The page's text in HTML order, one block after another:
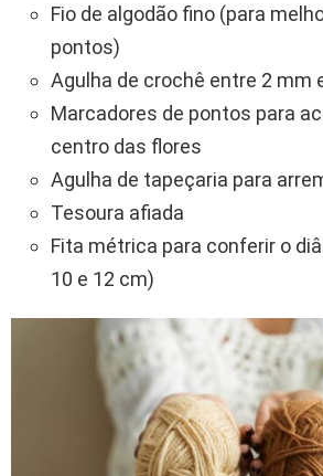
Fio de algodão fino (para
pontos)
Agulha de crochê entre 2 mm
Marcadores de pontos para
centro das flores
Agulha de tapeçaria para
Tesoura afiada
Fita métrica para conferir o
10 e 12 cm)